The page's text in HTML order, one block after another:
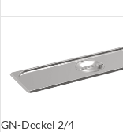
GN-Deckel 2/4